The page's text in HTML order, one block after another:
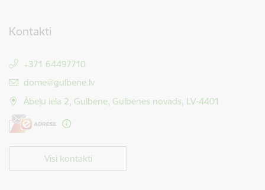
Kontakti
+371 64497710
E-pasts:
dome@gulbene.lv
Ābeļu iela 2, Gulbene, Gulbenes novads, LV-4401
Visi kontakti